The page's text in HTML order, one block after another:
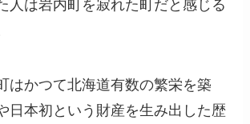
人は岩内町を寂れた町だと感じる
はかつて北海道有数の繁栄を築
日本初という財産を生み出した歴